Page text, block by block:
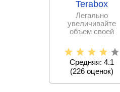
Terabox
Легально
увеличивайте
объем своей
всю необходимую
информацию и
Средняя: 4.1
(226оценок)